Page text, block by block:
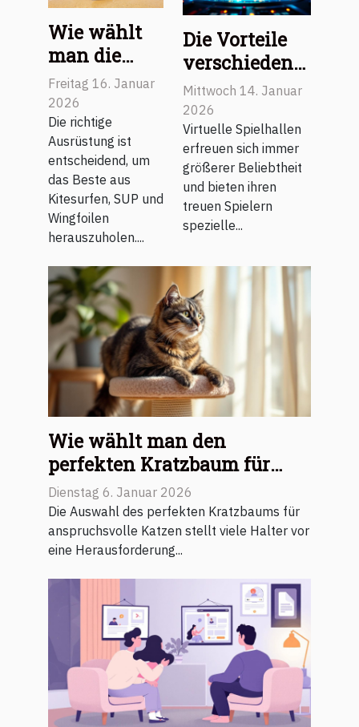
Wie wählt
man die
richtige
Ausrüstung
für
Kitesurfen,
SUP und
Wingfoilen?
Freitag 16. Januar
2026
Die richtige
Ausrüstung ist
entscheidend, um
das Beste aus
Kitesurfen, SUP und
Wingfoilen
herauszuholen....
Die Vorteile
verschiedener
VIP-
Programme
in virtuellen
Spielhallen
Mittwoch 14. Januar
2026
Virtuelle Spielhallen
erfreuen sich immer
größerer Beliebtheit
und bieten ihren
treuen Spielern
spezielle...
Wie wählt man den
perfekten Kratzbaum für
anspruchsvolle Katzen?
Dienstag 6. Januar 2026
Die Auswahl des perfekten Kratzbaums für
anspruchsvolle Katzen stellt viele Halter vor
eine Herausforderung...